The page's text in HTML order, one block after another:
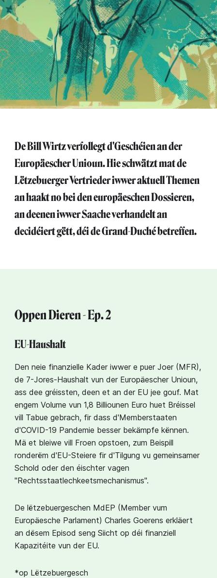
De Bill Wirtz verfollegt d'Geschéien an der
Europäescher Unioun. Hie schwätzt mat de
Lëtzebuerger Vertrieder iwwer aktuell Themen
an haakt no bei den europäeschen Dossieren,
an deenen iwwer Saache verhandelt an
decidéiert gëtt, déi de Grand-Duché betreffen.
Oppen Dieren - Ep. 2
EU-Haushalt
Den neie finanzielle Kader iwwer e puer Joer (MFR),
de 7-Jores-Haushalt vun der Europäescher Unioun,
ass dee gréissten, deen et an der EU jee gouf. Mat
engem Volume vun 1,8 Billiounen Euro huet Bréissel
vill Tabue gebrach, fir dass d'Memberstaaten
d'COVID-19 Pandemie besser bekämpfe kënnen.
Mä et bleiwe vill Froen opstoen, zum Beispill
ronderëm d'EU-Steiere fir d'Tilgung vu gemeinsamer
Schold oder den éischter vagen
"Rechtsstaatlechkeetsmechanismus".
De lëtzebuergeschen MdEP (Member vum
Europäesche Parlament) Charles Goerens erkläert
an dësem Episod seng Siicht op déi finanziell
Kapazitéite vun der EU.
*op Lëtzebuergesch